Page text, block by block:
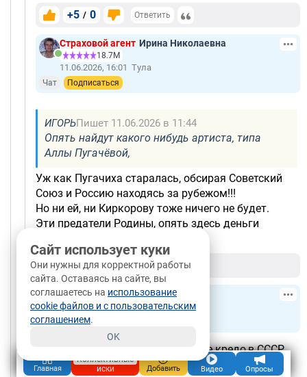
+5 / 0 Ответить
Страховой агент Ирина Николаевна
18.7М
11.06.2026, 16:01 Тула
Чат Подписаться
ИГОРЬПишет 11.06.2026 в 11:44
Опять найдут какого нибудь артиста, типа
Аллы Пугачёвой,
Уж как Пугачиха старалась, обсирая Советский
Союз и Россию находясь за рубежом!!!
Но ни ей, ни Киркорову тоже ничего не будет.
Эти предатели Родины, опять здесь деньги
+4 / -10 Ответить
ИГОРЬ 7.1М
12.06.2026, 22:20 Москва
Чат Подписаться
Мне все равно ее политическое кредо,в СССР
Она была поп дива и все что у нее есть,она
Главная
Коллективные
иски
Добавить Видео Опросы
Сайт использует куки
Они нужны для корректной работы
сайта. Оставаясь на сайте, вы
соглашаетесь на использование
cookie файлов и с пользовательским
соглашением.
OK